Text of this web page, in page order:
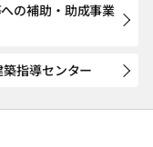
の補助・助成事業
築指導センター